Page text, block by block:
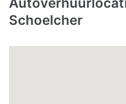
Schoelcher